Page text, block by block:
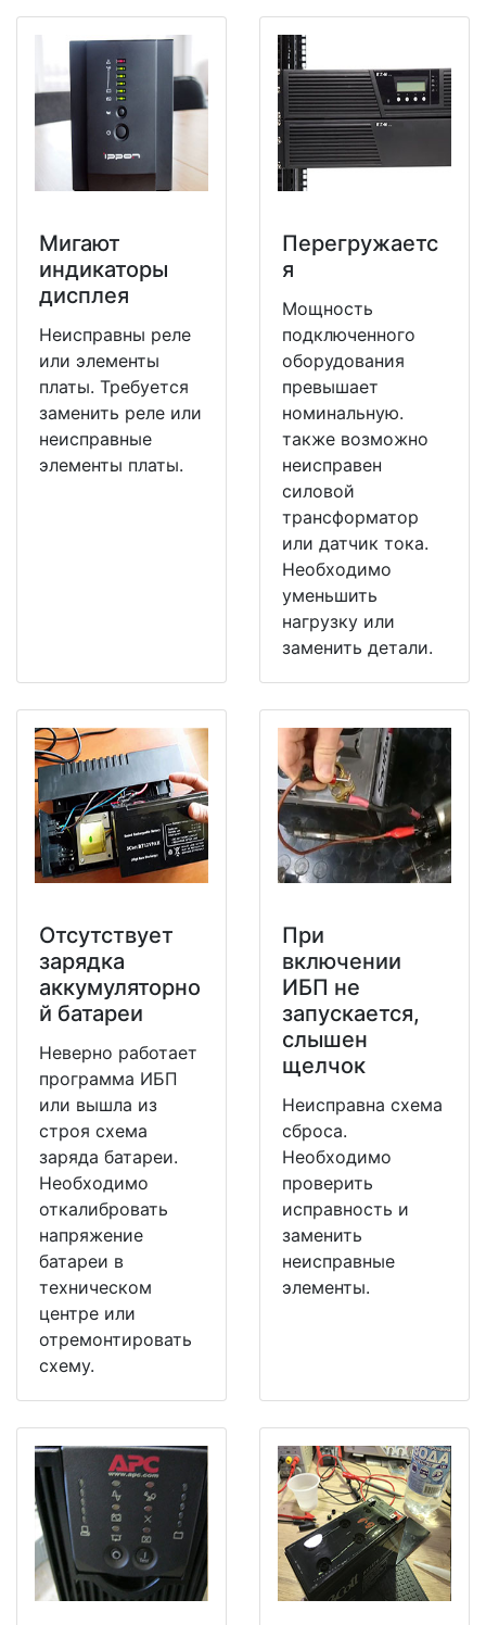
Мигают
индикаторы
дисплея
Неисправны реле
или элементы
платы. Требуется
заменить реле или
неисправные
элементы платы.
Перегружаетс
я
Мощность
подключенного
оборудования
превышает
номинальную.
также возможно
неисправен
силовой
трансформатор
или датчик тока.
Необходимо
уменьшить
нагрузку или
заменить детали.
Отсутствует
зарядка
аккумуляторно
й батареи
Неверно работает
программа ИБП
или вышла из
строя схема
заряда батареи.
Необходимо
откалибровать
напряжение
батареи в
техническом
центре или
отремонтировать
схему.
При
включении
ИБП не
запускается,
слышен
щелчок
Неисправна схема
сброса.
Необходимо
проверить
исправность и
заменить
неисправные
элементы.